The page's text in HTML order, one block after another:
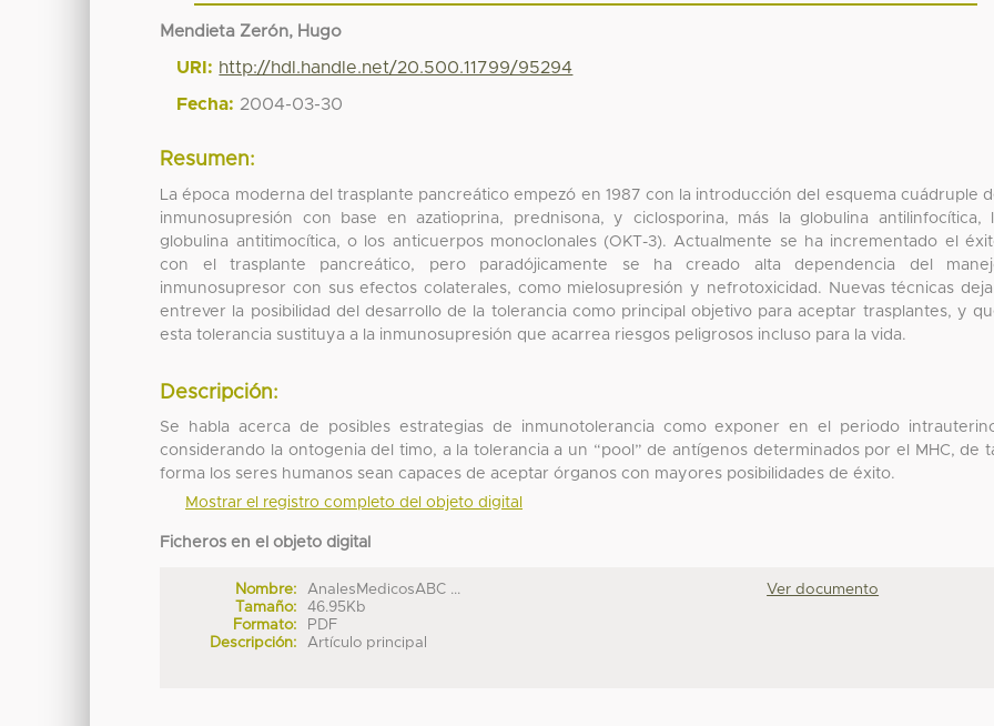
Mendieta Zerón, Hugo
URI: http://hdl.handle.net/20.500.11799/95294
Fecha: 2004-03-30
Resumen:
La época moderna del trasplante pancreático empezó en 1987 con la introducción del esquema cuádruple
inmunosupresión con base en azatioprina, prednisona, y ciclosporina, más la globulina antilinfocítica,
globulina antitimocítica, o los anticuerpos monoclonales (OKT-3). Actualmente se ha incrementado el
con el trasplante pancreático, pero paradójicamente se ha creado alta dependencia del
inmunosupresor con sus efectos colaterales, como mielosupresión y nefrotoxicidad. Nuevas técnicas
entrever la posibilidad del desarrollo de la tolerancia como principal objetivo para aceptar trasplantes, y
esta tolerancia sustituya a la inmunosupresión que acarrea riesgos peligrosos incluso para la vida.
Descripción:
Se habla acerca de posibles estrategias de inmunotolerancia como exponer en el periodo
considerando la ontogenia del timo, a la tolerancia a un “pool” de antígenos determinados por el MHC, de
forma los seres humanos sean capaces de aceptar órganos con mayores posibilidades de éxito.
Mostrar el registro completo del objeto digital
Ficheros en el objeto digital
Nombre:
AnalesMedicosABC ...
Tamaño:
46.95Kb
Formato:
PDF
Descripción:
Artículo principal
Ver documento